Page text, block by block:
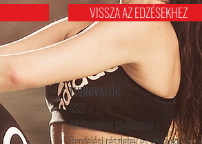
VISSZA AZ EDZÉSEKHEZ
TUDNIVALÓK
ÁSZF >
Adatkezelési tájékoztató >